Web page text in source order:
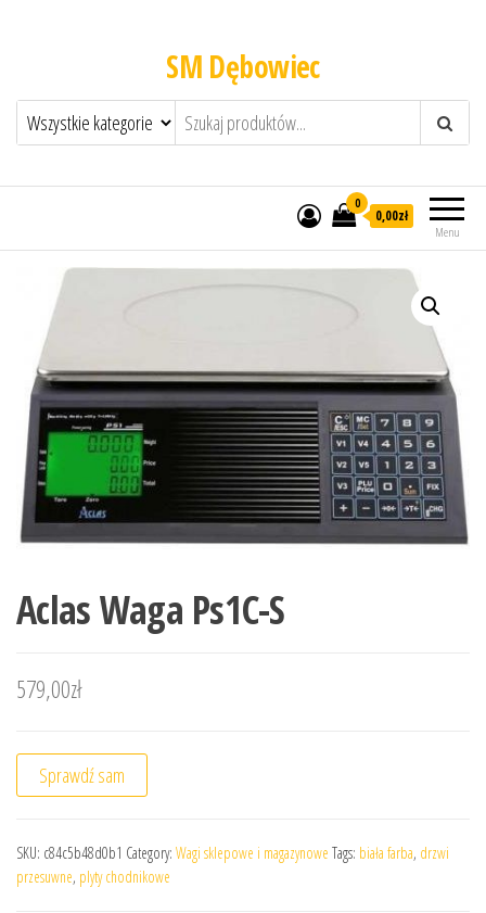
SM Dębowiec
Menu
0
0,00zł
Aclas Waga Ps1C-S
579,00zł
Sprawdź sam
SKU: c84c5b48d0b1 Category: Wagi sklepowe i magazynowe Tags: biała farba, drzwi
przesuwne, plyty chodnikowe